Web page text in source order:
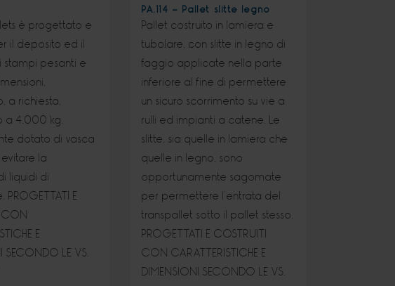
è progettato e
il deposito ed il
stampi pesanti e
a richiesta,
a 4.000 kg.
dotato di vasca
la
liquidi di
E
CON
E
SECONDO LE VS.
PA.114 - Pallet slitte legno
Pallet costruito in lamiera e
tubolare, con slitte in legno di
faggio applicate nella parte
inferiore al fine di permettere
un sicuro scorrimento su vie a
rulli ed impianti a catene. Le
slitte, sia quelle in lamiera che
quelle in legno, sono
opportunamente sagomate
per permettere l’entrata del
transpallet sotto il pallet stesso.
PROGETTATI E COSTRUITI
CON CARATTERISTICHE E
DIMENSIONI SECONDO LE VS.